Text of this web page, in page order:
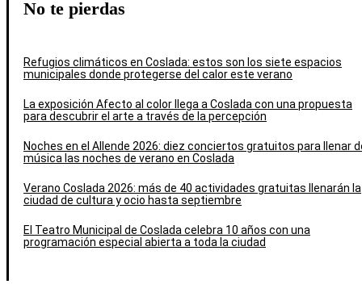
No te pierdas
Refugios climáticos en Coslada: estos son los siete espacios
municipales donde protegerse del calor este verano
La exposición Afecto al color llega a Coslada con una propuesta
para descubrir el arte a través de la percepción
Noches en el Allende 2026: diez conciertos gratuitos para llenar
música las noches de verano en Coslada
Verano Coslada 2026: más de 40 actividades gratuitas llenarán la
ciudad de cultura y ocio hasta septiembre
El Teatro Municipal de Coslada celebra 10 años con una
programación especial abierta a toda la ciudad